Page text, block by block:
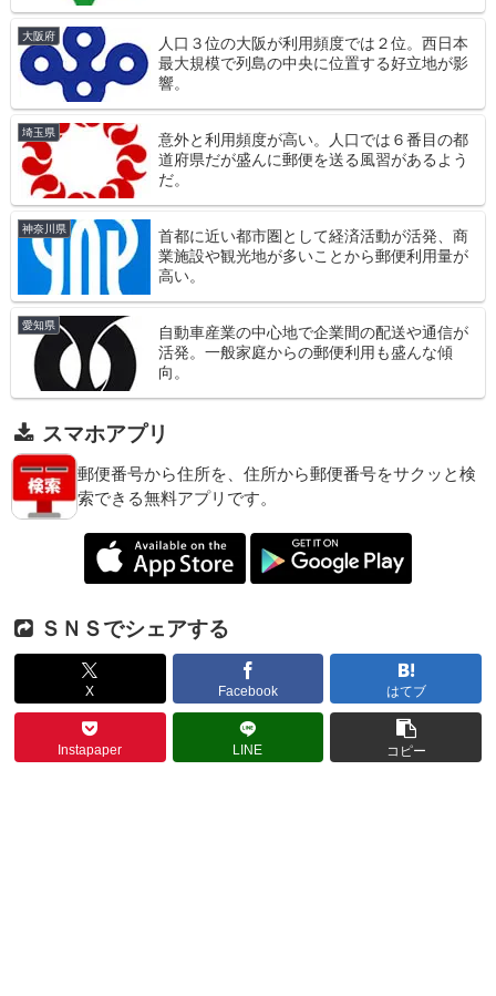
大阪府
人口３位の大阪が利用頻度では２位。西日本
最大規模で列島の中央に位置する好立地が影
響。
埼玉県
意外と利用頻度が高い。人口では６番目の都
道府県だが盛んに郵便を送る風習があるよう
だ。
神奈川県
首都に近い都市圏として経済活動が活発、商
業施設や観光地が多いことから郵便利用量が
高い。
愛知県
自動車産業の中心地で企業間の配送や通信が
活発。一般家庭からの郵便利用も盛んな傾
向。
スマホアプリ
郵便番号から住所を、住所から郵便番号をサクッと検
索できる無料アプリです。
ＳＮＳでシェアする
X Facebook はてブ
Instapaper LINE コピー